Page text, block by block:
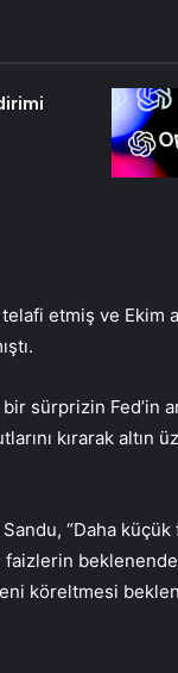
telafi etmiş ve
sürprizin Fed’in
kırarak altın
“Daha küçük
faizlerin
köreltmesi